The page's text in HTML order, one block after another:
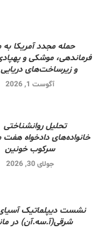
حمله مجدد آمریکا به
فرماندهی، موشکی و
و زیرساخت‌های دریایی
آگوست 1, 2026
تحلیل
خانواده‌های دادخواه هفت
سرکوب خونین
جولای 30, 2026
نشست دیپلماتیک
شرقی‌(آ.سه.آن) در